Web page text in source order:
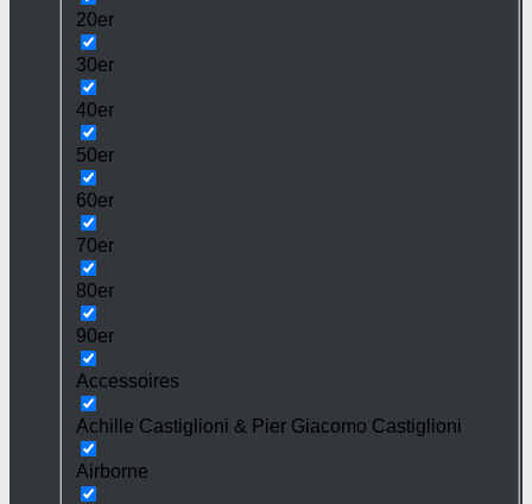
20er
30er
40er
50er
60er
70er
80er
90er
Accessoires
Achille Castiglioni & Pier Giacomo Castiglioni
Airborne